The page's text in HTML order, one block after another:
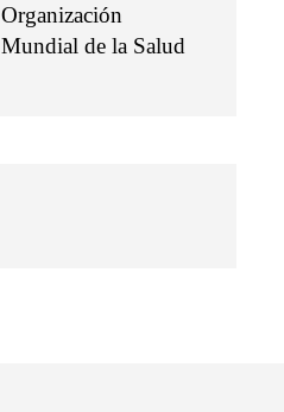
Organización
Mundial de la Salud